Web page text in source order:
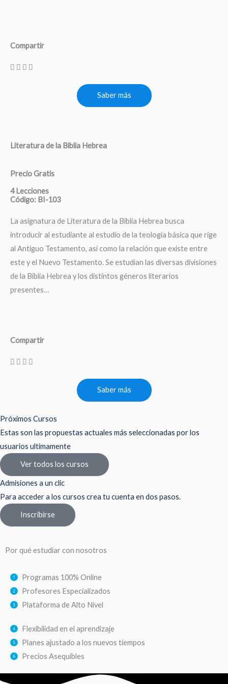
Compartir
Saber más
Literatura de la Biblia Hebrea
Precio Gratis
4 Lecciones
Código: BI-103
La asignatura de Literatura de la Biblia Hebrea busca
introducir al estudiante al estudio de la teología básica que rige
al Antiguo Testamento, así como la relación que existe entre
este y el Nuevo Testamento. Se estudian las diversas divisiones
de la Biblia Hebrea y los distintos géneros literarios
presentes…
Compartir
Saber más
Próximos Cursos
Estas son las propuestas actuales más seleccionadas por los
usuarios ultimamente
Ver todos los cursos
Admisiones a un clic
Para acceder a los cursos crea tu cuenta en dos pasos.
Inscribirse
Por qué estudiar con nosotros
Programas 100% Online
Profesores Especializados
Plataforma de Alto Nivel
Flexibilidad en el aprendizaje
Planes ajustado a los nuevos tiempos
Precios Asequibles